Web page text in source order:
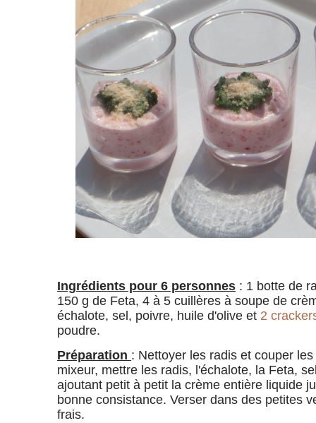
Ingrédients pour 6 personnes : 1 botte de
150 g de Feta, 4 à 5 cuillères à soupe de
échalote, sel, poivre, huile d'olive et 2
poudre.
Préparation : Nettoyer les radis et couper
mixeur, mettre les radis, l'échalote, la Feta,
ajoutant petit à petit la crème entière liquide
bonne consistance. Verser dans des petites
frais.